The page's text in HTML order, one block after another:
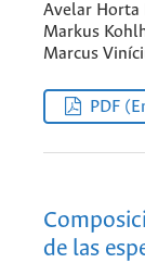
Avelar Horta
Markus
Marcus
PDF
de las